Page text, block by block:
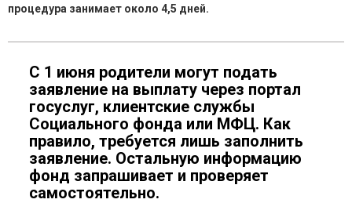
процедура занимает около 4,5 дней.
С 1 июня родители могут подать
заявление на выплату через портал
госуслуг, клиентские службы
Социального фонда или МФЦ. Как
правило, требуется лишь заполнить
заявление. Остальную информацию
фонд запрашивает и проверяет
самостоятельно.